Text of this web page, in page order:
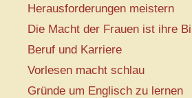
Herausforderungen meistern
Die Macht der Frauen ist ihre
Beruf und Karriere
Vorlesen macht schlau
Gründe um Englisch zu lernen